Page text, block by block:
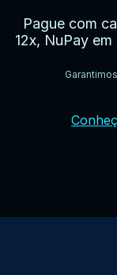
Pague com
12x, NuPay